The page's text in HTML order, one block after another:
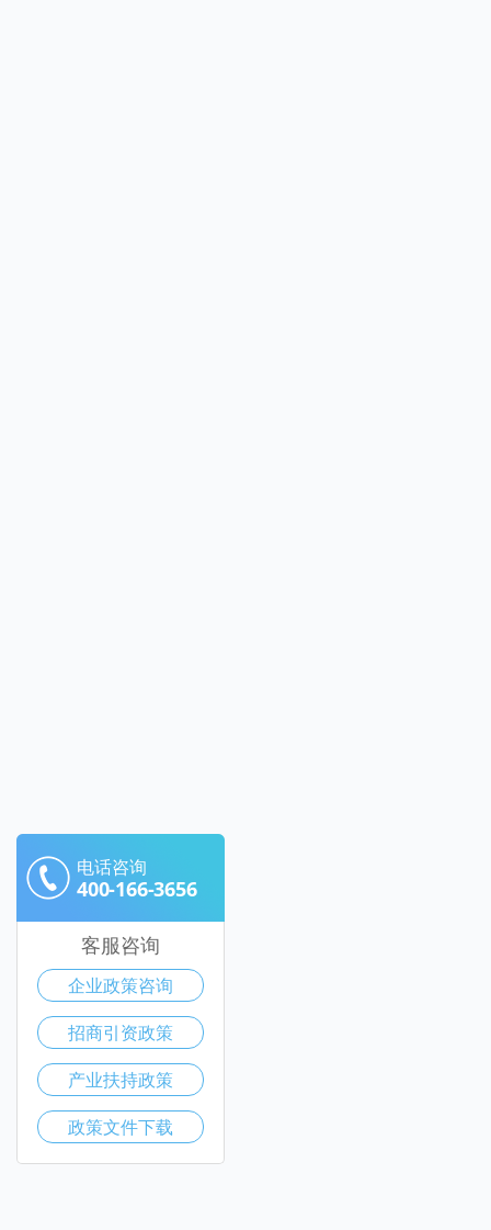
电话咨询
400-166-3656
客服咨询
企业政策咨询
招商引资政策
产业扶持政策
政策文件下载